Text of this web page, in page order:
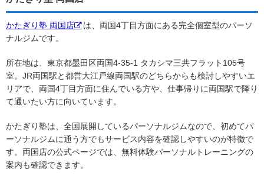
かたぎり塾 両国店
は、両国4丁目方面にある完全個室型のパーソ
ナルジムです。
所在地は、東京都墨田区両国4-35-1 タカシマ三共フラット105号
室。JR両国駅と都営大江戸線両国駅のどちらからも検討しやすいエ
リアで、両国4丁目方面に住んでいる方や、仕事帰りに両国駅で降り
て通いたい方に向いています。
かたぎり塾は、全国展開しているパーソナルジムなので、初めてパ
ーソナルジムに通う方でもサービス内容を確認しやすいのが特徴で
す。両国店の公式ページでは、無料体験パーソナルトレーニングの
案内も確認できます。